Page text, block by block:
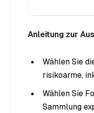
Anleitung zur
Wählen Sie
risikoarme,
Wählen Sie
Sammlung